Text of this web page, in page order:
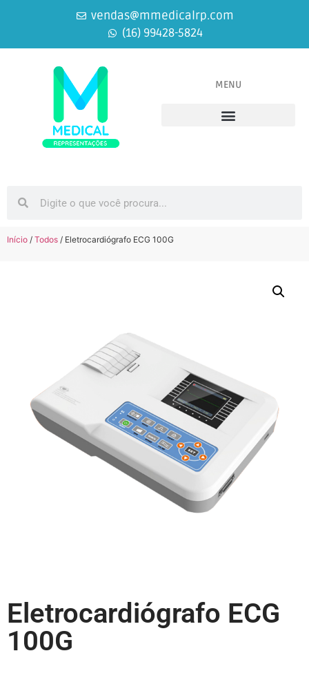
vendas@mmedicalrp.com
(16) 99428-5824
MENU
Início / Todos / Eletrocardiógrafo ECG 100G
Eletrocardiógrafo ECG
100G